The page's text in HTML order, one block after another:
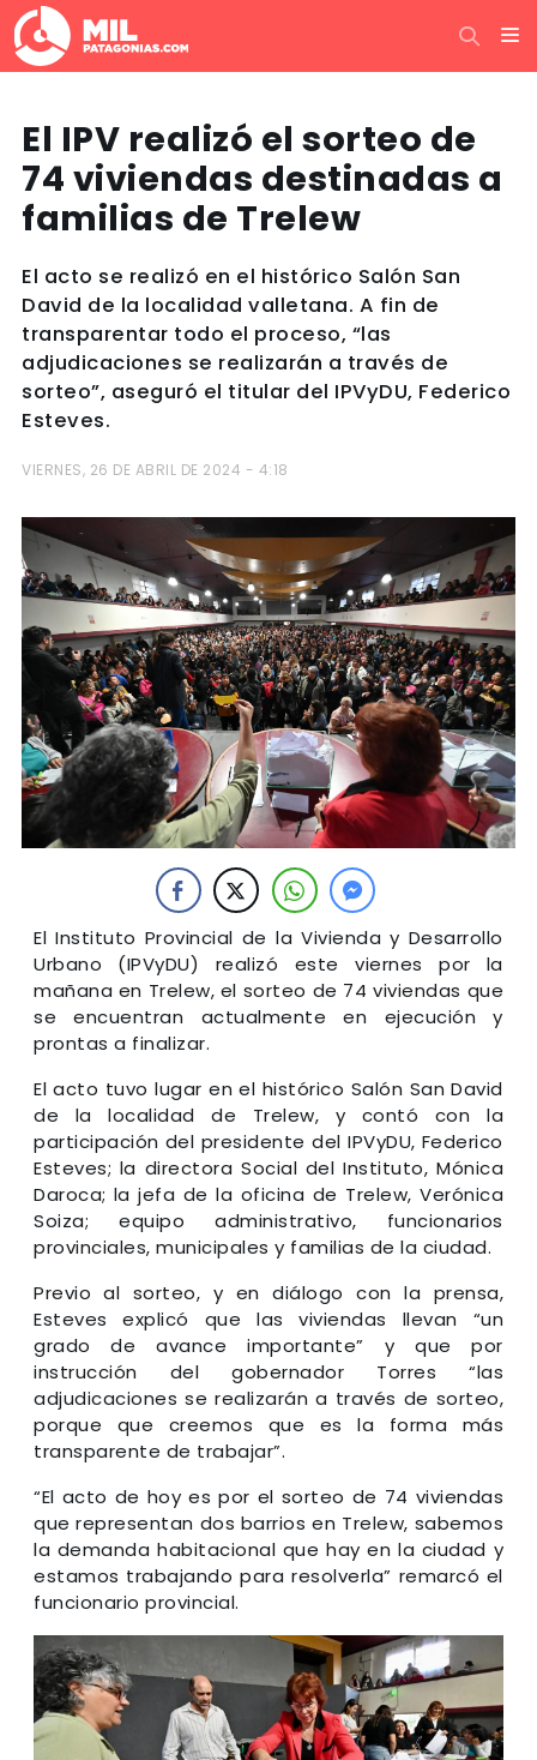
El IPV realizó el sorteo de
74 viviendas destinadas a
familias de Trelew
El acto se realizó en el histórico Salón San
David de la localidad valletana. A fin de
transparentar todo el proceso, “las
adjudicaciones se realizarán a través de
sorteo”, aseguró el titular del IPVyDU, Federico
Esteves.
VIERNES, 26 DE ABRIL DE 2024 - 4:18
El Instituto Provincial de la Vivienda y Desarrollo
Urbano (IPVyDU) realizó este viernes por la
mañana en Trelew, el sorteo de 74 viviendas que
se encuentran actualmente en ejecución y
prontas a finalizar.
El acto tuvo lugar en el histórico Salón San David
de la localidad de Trelew, y contó con la
participación del presidente del IPVyDU, Federico
Esteves; la directora Social del Instituto, Mónica
Daroca; la jefa de la oficina de Trelew, Verónica
Soiza; equipo administrativo, funcionarios
provinciales, municipales y familias de la ciudad.
Previo al sorteo, y en diálogo con la prensa,
Esteves explicó que las viviendas llevan “un
grado de avance importante” y que por
instrucción del gobernador Torres “las
adjudicaciones se realizarán a través de sorteo,
porque que creemos que es la forma más
transparente de trabajar”.
“El acto de hoy es por el sorteo de 74 viviendas
que representan dos barrios en Trelew, sabemos
la demanda habitacional que hay en la ciudad y
estamos trabajando para resolverla” remarcó el
funcionario provincial.